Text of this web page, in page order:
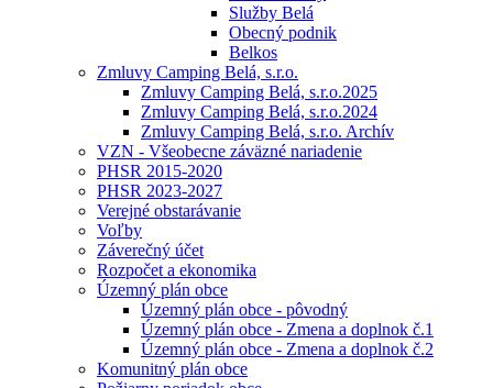
Služby Belá
Obecný podnik
Belkos
Zmluvy Camping Belá, s.r.o.
Zmluvy Camping Belá, s.r.o.2025
Zmluvy Camping Belá, s.r.o.2024
Zmluvy Camping Belá, s.r.o. Archív
VZN - Všeobecne záväzné nariadenie
PHSR 2015-2020
PHSR 2023-2027
Verejné obstarávanie
Voľby
Záverečný účet
Rozpočet a ekonomika
Územný plán obce
Územný plán obce - pôvodný
Územný plán obce - Zmena a doplnok č.1
Územný plán obce - Zmena a doplnok č.2
Komunitný plán obce